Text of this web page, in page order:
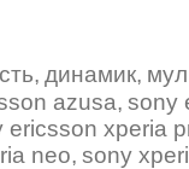
динамик
azusa sony
ericsson xperia
neo sony